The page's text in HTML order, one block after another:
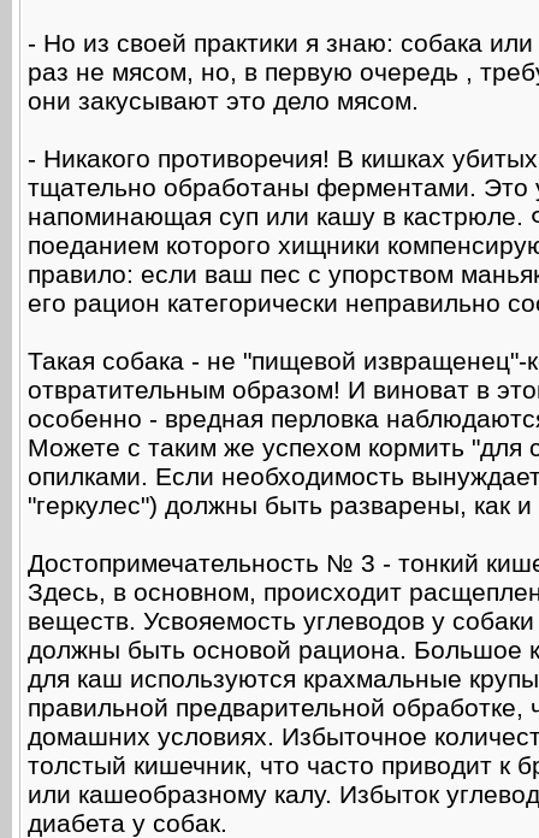
- Но из своей практики я знаю: собака
раз не мясом, но, в первую очередь ,
они закусывают это дело мясом.
- Никакого противоречия! В кишках
тщательно обработаны ферментами. Это
напоминающая суп или кашу в кастрюле.
поеданием которого хищники
правило: если ваш пес с упорством
его рацион категорически неправильно
Такая собака - не "пищевой
отвратительным образом! И виноват в
особенно - вредная перловка
Можете с таким же успехом кормить "для
опилками. Если необходимость
"геркулес") должны быть разварены, как
Достопримечательность № 3 - тонкий
Здесь, в основном, происходит
веществ. Усвояемость углеводов у
должны быть основой рациона. Большое
для каш используются крахмальные
правильной предварительной
домашних условиях. Избыточное
толстый кишечник, что часто приводит
или кашеобразному калу. Избыток
диабета у собак.